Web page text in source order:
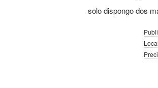
solo dispongo dos